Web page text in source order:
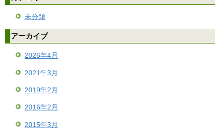
未分類
アーカイブ
2026年4月
2021年3月
2019年2月
2016年2月
2015年3月